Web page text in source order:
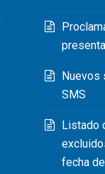
Nuevos
SMS
Listado
fecha